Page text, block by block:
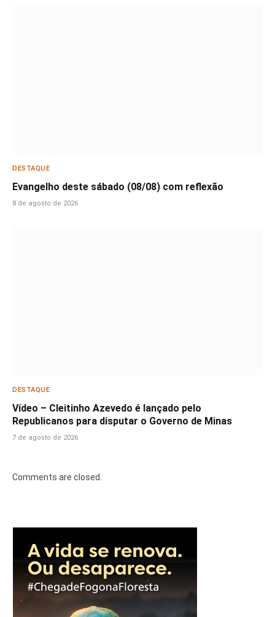
DESTAQUE
Evangelho deste sábado (08/08) com reflexão
8 de agosto de 2026
DESTAQUE
Vídeo – Cleitinho Azevedo é lançado pelo
Republicanos para disputar o Governo de Minas
7 de agosto de 2026
Comments are closed.